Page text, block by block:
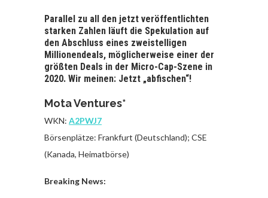
Parallel zu all den jetzt veröffentlichten
starken Zahlen läuft die Spekulation auf
den Abschluss eines zweistelligen
Millionendeals, möglicherweise einer der
größten Deals in der Micro-Cap-Szene in
2020. Wir meinen: Jetzt „abfischen“!
Mota Ventures*
WKN: A2PWJ7
Börsenplätze: Frankfurt (Deutschland); CSE
(Kanada, Heimatbörse)
Breaking News: